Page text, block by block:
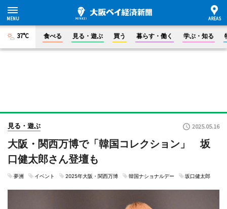
37°C 食べる 見る・遊ぶ 買う 暮らす・働く 学ぶ・知る
見る・遊ぶ 2025.05.16
大阪・関西万博で「韓国コレクション」 坂
口健太郎さん登壇も
夢洲 イベント 2025年大阪・関西万博 韓国ナショナルデー 坂口健太郎